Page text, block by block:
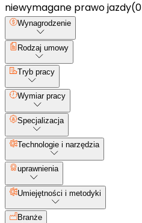
niewymagane prawo jazdy(0
Wynagrodzenie
Rodzaj umowy
Tryb pracy
Wymiar pracy
Specjalizacja
Technologie i narzędzia
uprawnienia
Umiejętności i metodyki
Branże